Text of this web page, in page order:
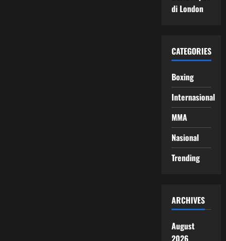
di London
CATEGORIES
Boxing
Internasional
MMA
Nasional
Trending
ARCHIVES
August